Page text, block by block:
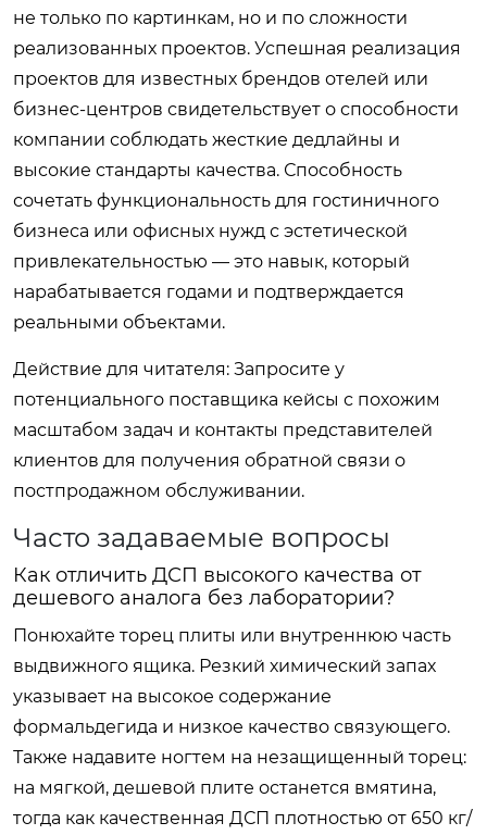
не только по картинкам, но и по сложности
реализованных проектов. Успешная реализация
проектов для известных брендов отелей или
бизнес-центров свидетельствует о способности
компании соблюдать жесткие дедлайны и
высокие стандарты качества. Способность
сочетать функциональность для гостиничного
бизнеса или офисных нужд с эстетической
привлекательностью — это навык, который
нарабатывается годами и подтверждается
реальными объектами.
Действие для читателя: Запросите у
потенциального поставщика кейсы с похожим
масштабом задач и контакты представителей
клиентов для получения обратной связи о
постпродажном обслуживании.
Часто задаваемые вопросы
Как отличить ДСП высокого качества от
дешевого аналога без лаборатории?
Понюхайте торец плиты или внутреннюю часть
выдвижного ящика. Резкий химический запах
указывает на высокое содержание
формальдегида и низкое качество связующего.
Также надавите ногтем на незащищенный торец:
на мягкой, дешевой плите останется вмятина,
тогда как качественная ДСП плотностью от 650 кг/